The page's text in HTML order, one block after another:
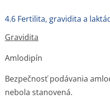
4.6 Fertilita, gravidita a
Gravidita
Amlodipín
Bezpečnosť podávania
nebola stanovená.